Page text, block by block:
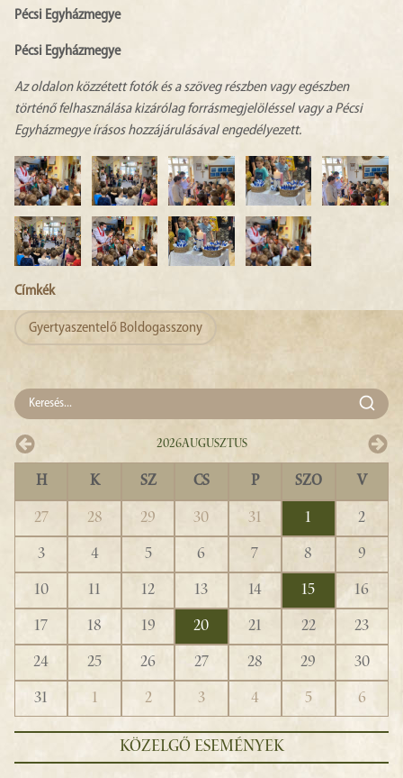
Pécsi Egyházmegye
Pécsi Egyházmegye
Az oldalon közzétett fotók és a szöveg részben vagy egészben
történő felhasználása kizárólag forrásmegjelöléssel vagy a Pécsi
Egyházmegye írásos hozzájárulásával engedélyezett.
Címkék
Gyertyaszentelő Boldogasszony
2026Augusztus
H K SZ CS P SZO V
27 28 29 30 31 1
2
3
4 5 6 7 8
9
10
11 12 13 14 15
16
17
18 19 20 21 22
23
24
25 26 27 28 29
30
31
1 2 3 4 5 6
KÖZELGŐ ESEMÉNYEK